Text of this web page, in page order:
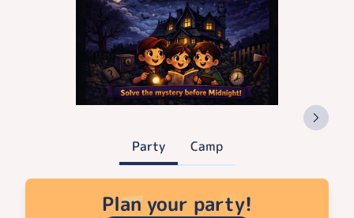
Party Camp
Plan your party!